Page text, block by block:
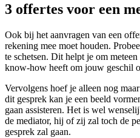
3 offertes voor een
Ook bij het aanvragen van een
rekening mee moet houden.
te schetsen. Dit helpt je om
know-how heeft om jouw geschil
Vervolgens hoef je alleen nog
dit gesprek kan je een beeld
gaan assisteren. Het is wel
de mediator, hij of zij zal toch de
gesprek zal gaan.